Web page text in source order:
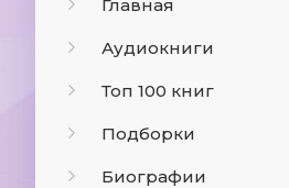
Главная
Аудиокниги
Топ 100 книг
Подборки
Биографии